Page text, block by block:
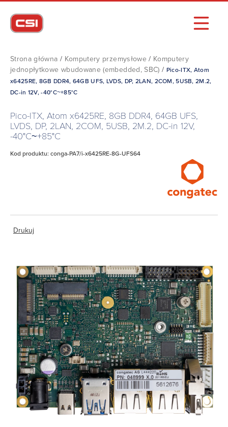
Strona główna / Komputery przemysłowe / Komputery
jednopłytkowe wbudowane (embedded, SBC) / Pico-ITX, Atom
x6425RE, 8GB DDR4, 64GB UFS, LVDS, DP, 2LAN, 2COM, 5USB, 2M.2,
DC-in 12V, -40°C~+85°C
Pico-ITX, Atom x6425RE, 8GB DDR4, 64GB UFS,
LVDS, DP, 2LAN, 2COM, 5USB, 2M.2, DC-in 12V,
-40°C~+85°C
Kod produktu: conga-PA7/i-x6425RE-8G-UFS64
Drukuj